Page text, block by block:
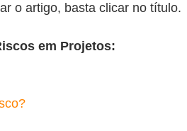
o artigo, basta clicar no título.
em Projetos: